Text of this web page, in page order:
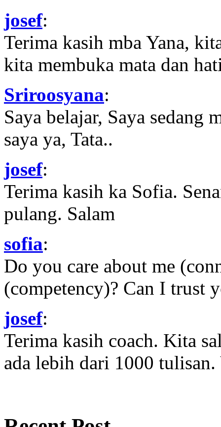
josef:
Terima kasih mba Yana,
kita membuka mata dan
Sriroosyana:
Saya belajar, Saya sedang
saya ya, Tata..
josef:
Terima kasih ka Sofia.
pulang. Salam
sofia:
Do you care about me
(competency)? Can I trust
josef:
Terima kasih coach. Kita
ada lebih dari 1000 tulisan.